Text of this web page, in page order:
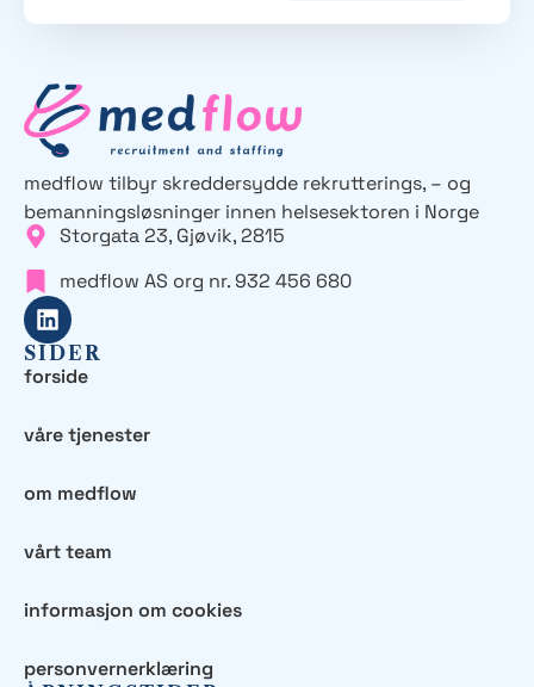
medflow tilbyr skreddersydde rekrutterings, – og
bemanningsløsninger innen helsesektoren i Norge
Storgata 23, Gjøvik, 2815
medflow AS org nr. 932 456 680
SIDER
forside
våre tjenester
om medflow
vårt team
informasjon om cookies
personvernerklæring